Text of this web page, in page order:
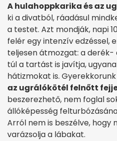
A hulahoppkarika és az
ki a divatból, ráadásul
a testet. Azt mondják, napi
felér egy intenzív edzéssel,
teljesen átmozgat: a
túl a tartást is javítja,
hátizmokat is.
az ugrálókötél felnőtt
beszerezhető, nem foglal
állóképesség
Arról nem is beszélve, hogy
varázsolja a lábakat.